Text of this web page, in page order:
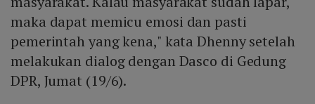
maka dapat memicu emosi dan pasti
pemerintah yang kena," kata Dhenny setelah
melakukan dialog dengan Dasco di Gedung
DPR, Jumat (19/6).